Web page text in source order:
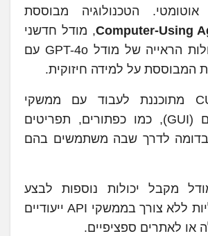
הטכנולוגיה מבוססת
Computer-Using, מודל חדשני
המשלב את יכולות הראייה של מודל GPT-4o עם
המבוססת על למידה חיזוקית.
טכנולוגיית CUA מתוכננת לעבוד עם ממשקי
משתמש גרפיים (GUI), כמו כפתורים, תפריטים
לדרך שבה משתמשים בהם
מקבל יכולות נוספות לבצע
משימות דיגיטליות ללא צורך בממשקי API ייעודיים
או לאתרים ספציפיים.